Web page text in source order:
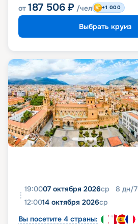
от 187 506 ₽ /чел +1 000
Выбрать круиз
19:0007 октября 2026ср 8 дн/7
12:0014 октября 2026ср
Вы посетите 4 страны: